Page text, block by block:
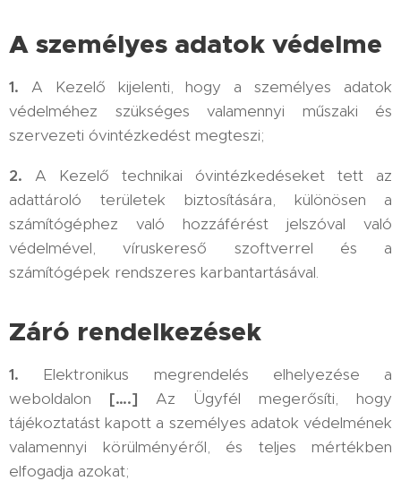
A személyes adatok védelme
1. A Kezelő kijelenti, hogy a személyes adatok
védelméhez szükséges valamennyi műszaki és
szervezeti óvintézkedést megteszi;
2. A Kezelő technikai óvintézkedéseket tett az
adattároló területek biztosítására, különösen a
számítógéphez való hozzáférést jelszóval való
védelmével, víruskereső szoftverrel és a
számítógépek rendszeres karbantartásával.
Záró rendelkezések
1. Elektronikus megrendelés elhelyezése a
weboldalon [….] Az Ügyfél megerősíti, hogy
tájékoztatást kapott a személyes adatok védelmének
valamennyi körülményéről, és teljes mértékben
elfogadja azokat;